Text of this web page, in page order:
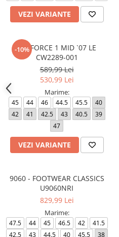
VEZI VARIANTE
-10%
AIR FORCE 1 MID `07 LE
CW2289-001
589,99 Lei
530,99 Lei
Marime:
45 44 46 44.5 45.5
40
42
41 42.5 43 40.5
39
47
VEZI VARIANTE
9060 - FOOTWEAR CLASSICS
U9060NRI
829,99 Lei
Marime:
47.5 44 45 46.5 42
41.5
42.5
43 44.5 40 45.5 38